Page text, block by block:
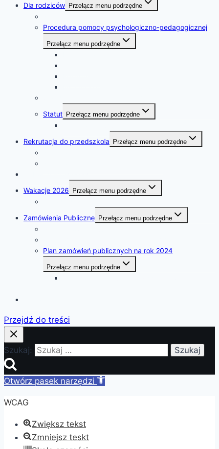
Dla rodziców Przełącz menu podrzędne
Procedura pomocy psychologiczno-pedagogicznej
Przełącz menu podrzędne
Statut Przełącz menu podrzędne
Rekrutacja do przedszkola Przełącz menu podrzędne
Wakacje 2026 Przełącz menu podrzędne
Zamówienia Publiczne Przełącz menu podrzędne
Plan zamówień publicznych na rok 2024
Przełącz menu podrzędne
Przejdź do treści
Szukaj:
Otwórz pasek narzędzi
WCAG
Zwiększ tekst
Zmniejsz teskt